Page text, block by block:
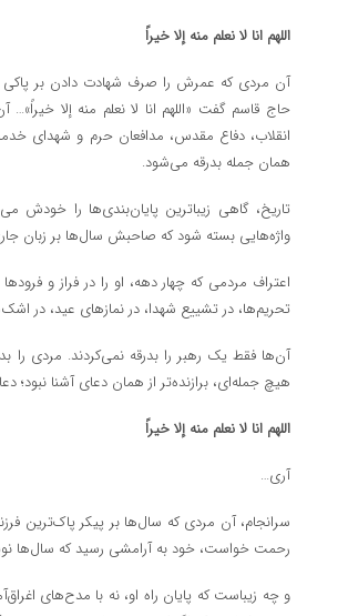
اللهم انا لا نعلم منه إلا خیراً
آن مردی که عمرش را صرف شهادت دادن بر
حاج قاسم گفت «اللهم انا لا نعلم منه إلا
انقلاب، دفاع مقدس، مدافعان حرم و شهدای
همان جمله بدرقه می‌شود.
تاریخ، گاهی زیباترین پایان‌بندی‌ها را
واژه‌هایی بسته شود که صاحبش سال‌ها بر زبان
اعتراف مردمی که چهار دهه، او را در فراز و
تحریم‌ها، در تشییع شهدا، در نمازهای عید، در
آن‌ها فقط یک رهبر را بدرقه نمی‌کردند. مردی را
هیچ جمله‌ای، برازنده‌تر از همان دعای آشنا
اللهم انا لا نعلم منه إلا خیراً
آری…
سرانجام، آن مردی که سال‌ها بر پیکر پاک‌ترین
رحمت خواست، خود به آرامشی رسید که سال‌ها
و چه زیباست که پایان راه او، نه با مدح‌های